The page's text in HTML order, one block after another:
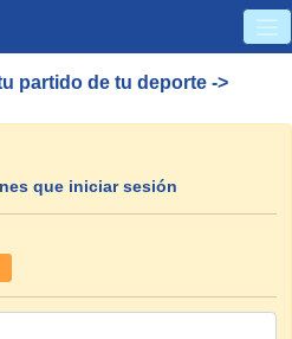
partido de tu deporte ->
que iniciar sesión